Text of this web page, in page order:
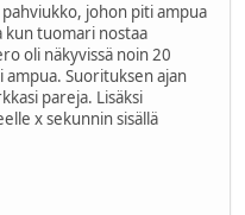
johon piti ampua
kun tuomari nostaa
oli näkyvissä noin 20
ampua. Suorituksen ajan
pareja. Lisäksi
x sekunnin sisällä